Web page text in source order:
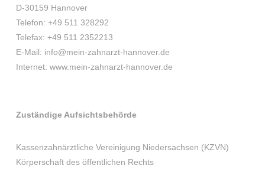
D-30159 Hannover
Telefon: +49 511 328292
Telefax: +49 511 2352213
E-Mail: info@mein-zahnarzt-hannover.de
Internet: www.mein-zahnarzt-hannover.de
Zuständige Aufsichtsbehörde
Kassenzahnärztliche Vereinigung Niedersachsen (KZVN)
Körperschaft des öffentlichen Rechts